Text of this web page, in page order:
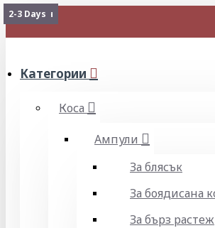
МЕНЮ
Категории
Коса
Ампули
За блясък
За боядисана
За бърз растеж
2-3 Days
2-3 Days
Изчерпан
2-3 Days